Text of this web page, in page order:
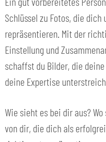
Schlüssel zu Fotos, die
repräsentieren. Mit der
Einstellung und
schaffst du Bilder, die
deine Expertise
Wie sieht es bei dir aus?
von dir, die dich als